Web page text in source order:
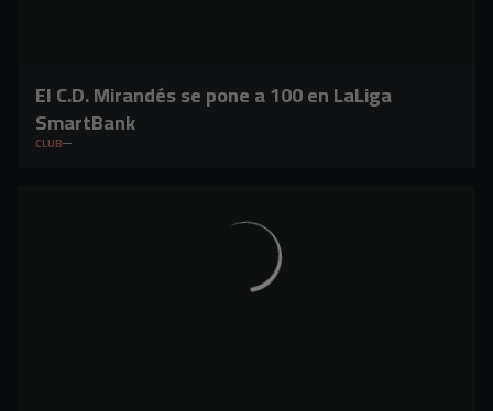
El C.D. Mirandés se pone a 100 en LaLiga
SmartBank
CLUB